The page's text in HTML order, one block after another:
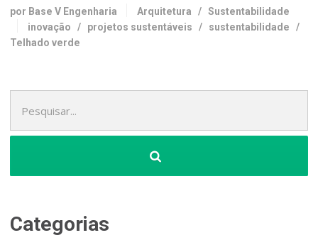
por Base V Engenharia Arquitetura /Sustentabilidade
inovação / projetos sustentáveis / sustentabilidade /
Telhado verde
por:
Categorias